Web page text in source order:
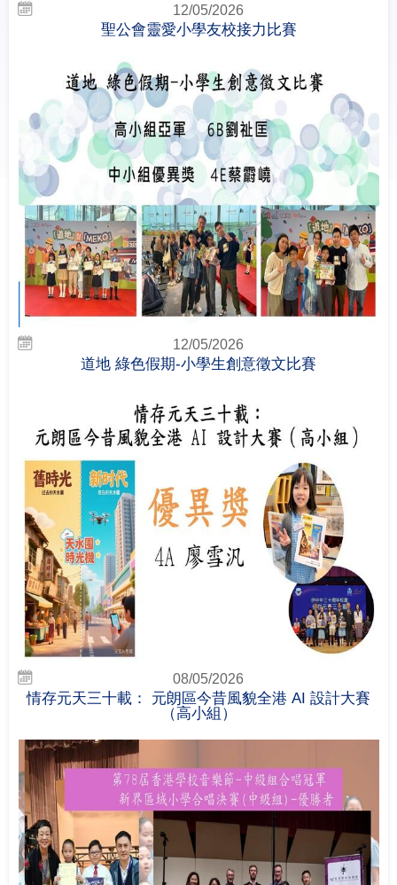
12/05/2026
聖公會靈愛小學友校接力比賽
12/05/2026
道地 綠色假期-小學生創意徵文比賽
08/05/2026
情存元天三十載： 元朗區今昔風貌全港 AI 設計大賽
（高小組）